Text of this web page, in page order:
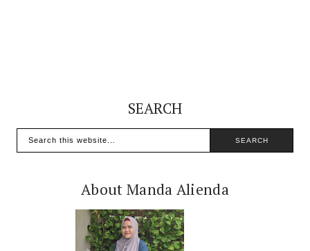
SEARCH
About Manda Alienda